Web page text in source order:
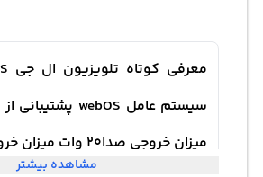
میزان خروجی صدا20 وات میزان خروجی صدا20 وات
مشاهده بیشتر